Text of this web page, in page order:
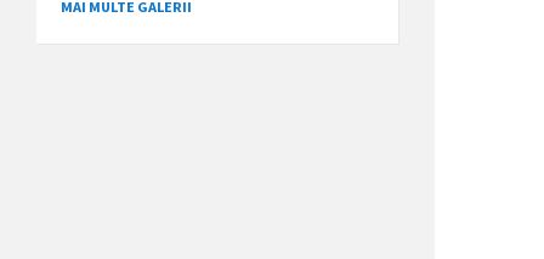
MAI MULTE GALERII